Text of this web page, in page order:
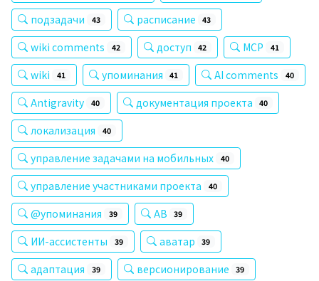
подзадачи 43 расписание 43
wiki comments 42 доступ 42 MCP 41
wiki 41 упоминания 41 AI comments 40
Antigravity 40 документация проекта 40
локализация 40
управление задачами на мобильных 40
управление участниками проекта 40
@упоминания 39 AB 39
ИИ-ассистенты 39 аватар 39
адаптация 39 версионирование 39